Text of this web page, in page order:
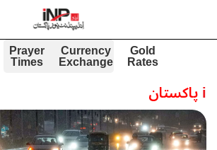
Gold
Rates
Currency
Exchange
Prayer
Times
iپاکستان